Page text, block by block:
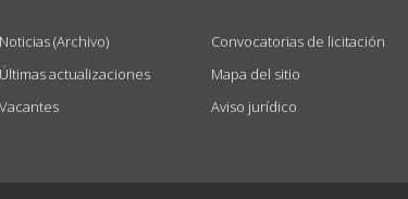
Noticias (Archivo)
Últimas actualizaciones
Vacantes
Convocatorias de licitación
Mapa del sitio
Aviso jurídico